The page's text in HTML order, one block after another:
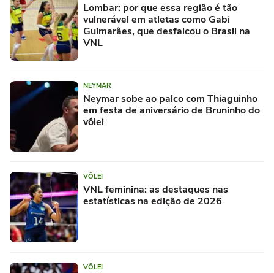
Lombar: por que essa região é tão
vulnerável em atletas como Gabi
Guimarães, que desfalcou o Brasil na
VNL
NEYMAR
Neymar sobe ao palco com Thiaguinho
em festa de aniversário de Bruninho do
vôlei
VÔLEI
VNL feminina: as destaques nas
estatísticas na edição de 2026
VÔLEI